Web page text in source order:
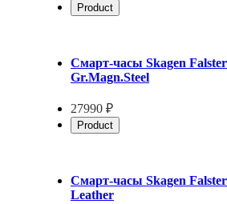
Product
Смарт-часы Skagen
Gr.Magn.Steel
27990 ₽
Product
Смарт-часы Skagen
Leather